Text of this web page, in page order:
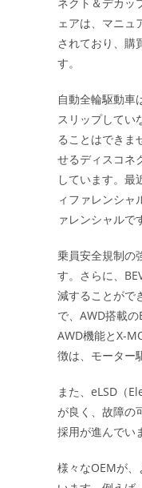
ェアは、マニュ
されており、購
す。
自動全輪駆動車
スリップしてい
ることはできま
せるディスコネ
しています。最
ィファレンシャ
ァレンシャルで
乗員安全規制の
す。さらに、
減することがで
で、AWD搭載
AWD機能とX-
徴は、モーター
また、eLSD（
が良く、故障の
採用が進んでい
様々なOEMが